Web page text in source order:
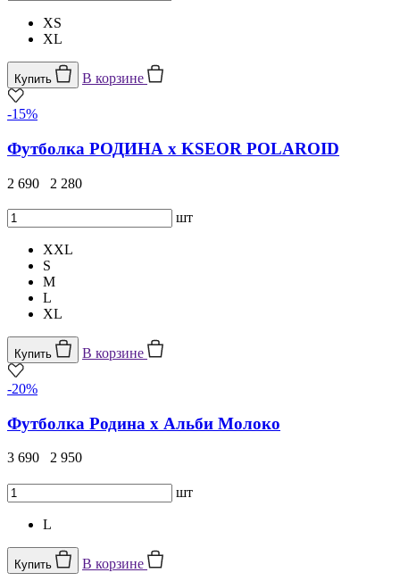
XS
XL
Купить В корзине
-15%
Футболка РОДИНА x KSEOR POLAROID
2 690 2 280
шт
XXL
S
M
L
XL
Купить В корзине
-20%
Футболка Родина х Альби Молоко
3 690 2 950
шт
L
Купить В корзине